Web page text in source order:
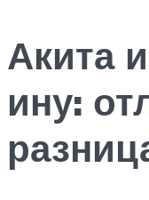
Акита
ину: